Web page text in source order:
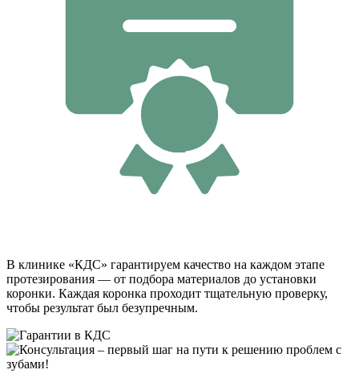
В клинике «КДС» гарантируем качество на каждом этапе
протезирования — от подбора материалов до установки
коронки. Каждая коронка проходит тщательную проверку,
чтобы результат был безупречным.